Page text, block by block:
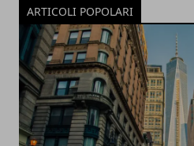
ARTICOLI POPOLARI